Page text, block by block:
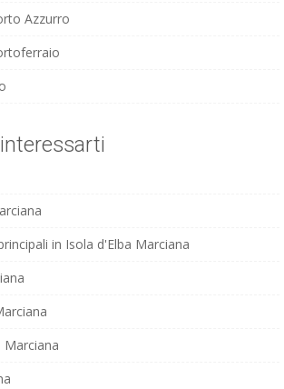
Azzurro
in Isola d'Elba Marciana